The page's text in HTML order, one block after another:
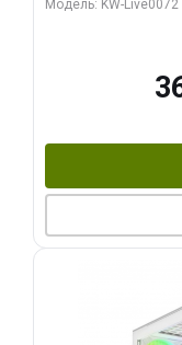
Модель: KW-Live0072